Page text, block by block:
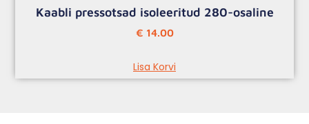
Kaabli pressotsad isoleeritud 280-osaline
€ 14.00
Lisa Korvi